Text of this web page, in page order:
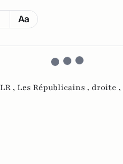
Aa
LR , Les Républicains , droite ,